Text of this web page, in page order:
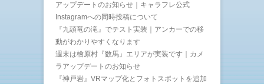
アップデートのお知らせ｜キャラフレ公式
Instagramへの同時投稿について
『九頭竜の滝』でテスト実装｜アンカーでの移
動がわかりやすくなります
週末は檜原村『数馬』エリアが実装です｜カメ
ラアップデートのお知らせ
『神戸岩』VRマップ化とフォトスポットを追加